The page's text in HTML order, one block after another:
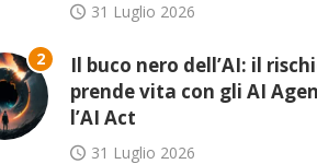
31 Luglio 2026
2
Il buco nero dell’AI: il
prende vita con gli AI
l’AI Act
31 Luglio 2026